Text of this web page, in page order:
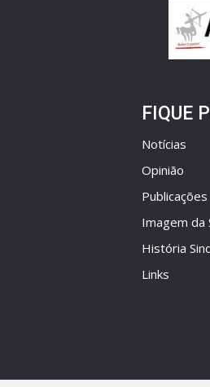
FIQUE
Notícias
Opinião
Publicações
Imagem da
História
Links